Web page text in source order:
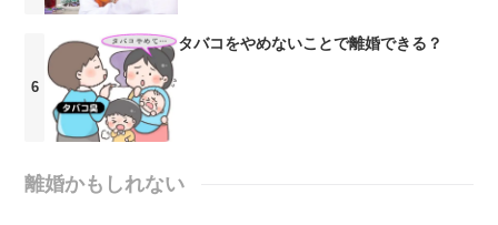
タバコをやめないことで離婚できる？
離婚かもしれない